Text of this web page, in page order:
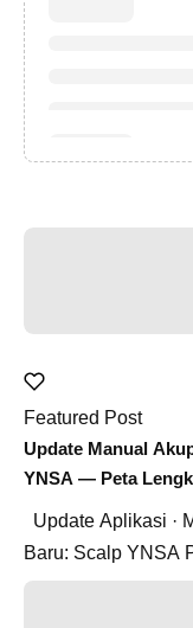
Featured Post
Update Manual
YNSA — Peta